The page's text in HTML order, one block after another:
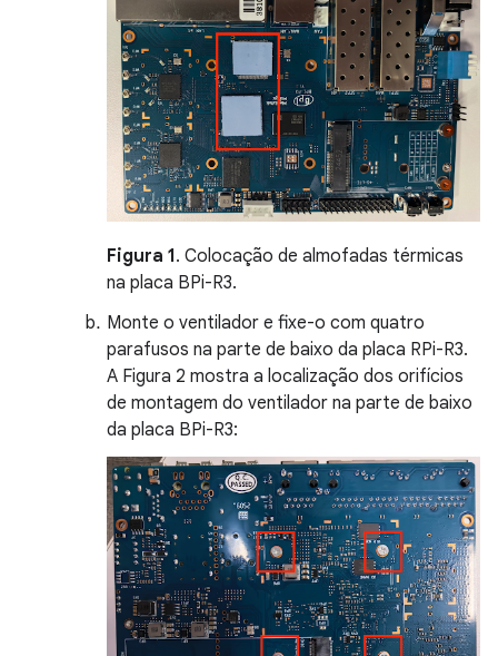
Figura 1. Colocação de almofadas térmicas
na placa BPi-R3.
Monte o ventilador e fixe-o com quatro
parafusos na parte de baixo da placa RPi-R3.
A Figura 2 mostra a localização dos orifícios
de montagem do ventilador na parte de baixo
da placa BPi-R3: